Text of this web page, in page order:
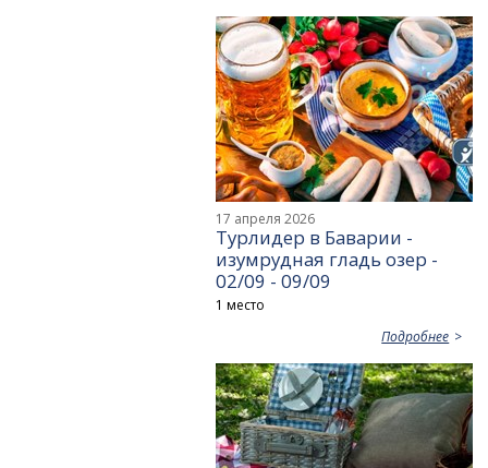
17 апреля 2026
Турлидер в Баварии -
изумрудная гладь озер -
02/09 - 09/09
1 место
Подробнее